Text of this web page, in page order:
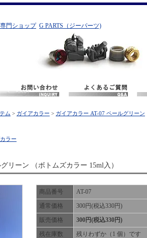
門ショップ G PARTS（ジーパーツ)
ム > ガイアカラー > ガイアカラー AT-07 ペールグリーン
ラー
リーン （ボトムズカラー 15ml入）
商品番号
AT-07
通常価格
300円(税込330円)
販売価格
300円(税込330円)
残在庫数
残りわずか（1 個）です